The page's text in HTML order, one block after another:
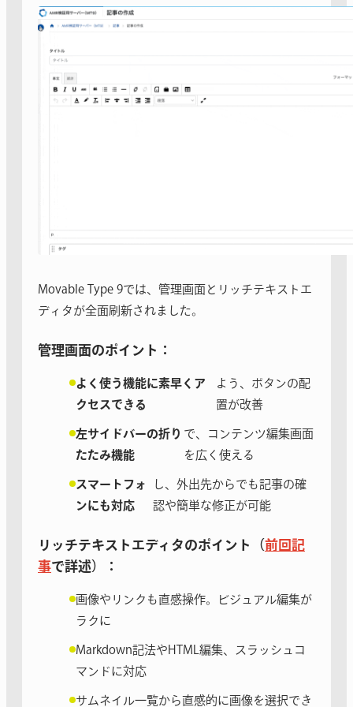
Movable Type 9では、管理画面とリッチテキストエ
ディタが全面刷新されました。
管理画面のポイント：
よく使う機能に素早くア
クセスできる
よう、ボタンの配
置が改善
左サイドバーの折り
たたみ機能
で、コンテンツ編集画面
を広く使える
スマートフォ
ンにも対応
し、外出先からでも記事の確
認や簡単な修正が可能
リッチテキストエディタのポイント（前回記
事で詳述）：
画像やリンクも直感操作。ビジュアル編集が
ラクに
Markdown記法やHTML編集、スラッシュコ
マンドに対応
サムネイル一覧から直感的に画像を選択でき